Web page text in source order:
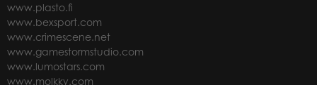
www.plasto.fi
www.bexsport.com
www.crimescene.net
www.gamestormstudio.com
www.lumostars.com
www.molkky.com